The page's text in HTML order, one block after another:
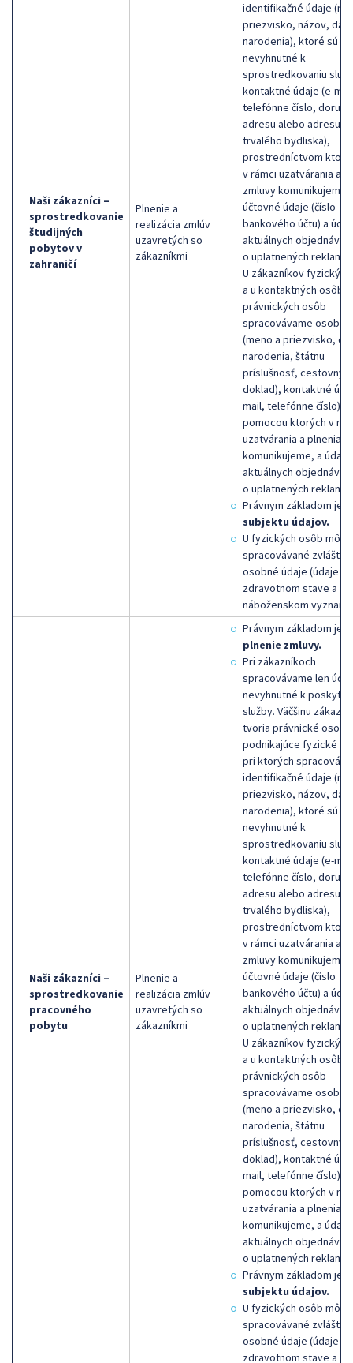
Naši zákazníci –
sprostredkovanie
študijných
pobytov v
zahraničí
Plnenie a
realizácia zmlúv
uzavretých so
zákazníkmi
identifikačné údaje
priezvisko, názov,
narodenia), ktoré sú
nevyhnutné k
sprostredkovaniu
kontaktné údaje (e-
telefónne číslo,
adresu alebo adresu
trvalého bydliska),
prostredníctvom
v rámci uzatvárania a
zmluvy komunikujeme,
účtovné údaje (číslo
bankového účtu) a
aktuálnych
o uplatnených
U zákazníkov
a u kontaktných osôb
právnických osôb
spracovávame
(meno a priezvisko,
narodenia, štátnu
príslušnosť, cestovný
doklad), kontaktné
mail, telefónne číslo),
pomocou ktorých v
uzatvárania a plnenia
komunikujeme, a údaje
aktuálnych
o uplatnených
Právnym základom je
subjektu údajov.
U fyzických osôb
spracovávané zvláštne
osobné údaje (údaje o
zdravotnom stave a
náboženskom vyznaní).
Naši zákazníci –
sprostredkovanie
pracovného
pobytu
Plnenie a
realizácia zmlúv
uzavretých so
zákazníkmi
Právnym základom je
plnenie zmluvy.
Pri zákazníkoch
spracovávame len
nevyhnutné k
služby. Väčšinu
tvoria právnické
podnikajúce fyzické
pri ktorých
identifikačné údaje
priezvisko, názov,
narodenia), ktoré sú
nevyhnutné k
sprostredkovaniu
kontaktné údaje (e-
telefónne číslo,
adresu alebo adresu
trvalého bydliska),
prostredníctvom
v rámci uzatvárania a
zmluvy komunikujeme,
účtovné údaje (číslo
bankového účtu) a
aktuálnych
o uplatnených
U zákazníkov
a u kontaktných osôb
právnických osôb
spracovávame
(meno a priezvisko,
narodenia, štátnu
príslušnosť, cestovný
doklad), kontaktné
mail, telefónne číslo),
pomocou ktorých v
uzatvárania a plnenia
komunikujeme, a údaje
aktuálnych
o uplatnených
Právnym základom je
subjektu údajov.
U fyzických osôb
spracovávané zvláštne
osobné údaje (údaje o
zdravotnom stave a